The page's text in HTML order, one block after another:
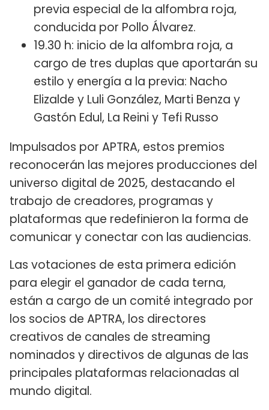
previa especial de la alfombra roja,
conducida por Pollo Álvarez.
19.30 h: inicio de la alfombra roja, a
cargo de tres duplas que aportarán su
estilo y energía a la previa: Nacho
Elizalde y Luli González, Marti Benza y
Gastón Edul, La Reini y Tefi Russo
Impulsados por APTRA, estos premios
reconocerán las mejores producciones del
universo digital de 2025, destacando el
trabajo de creadores, programas y
plataformas que redefinieron la forma de
comunicar y conectar con las audiencias.
Las votaciones de esta primera edición
para elegir el ganador de cada terna,
están a cargo de un comité integrado por
los socios de APTRA, los directores
creativos de canales de streaming
nominados y directivos de algunas de las
principales plataformas relacionadas al
mundo digital.